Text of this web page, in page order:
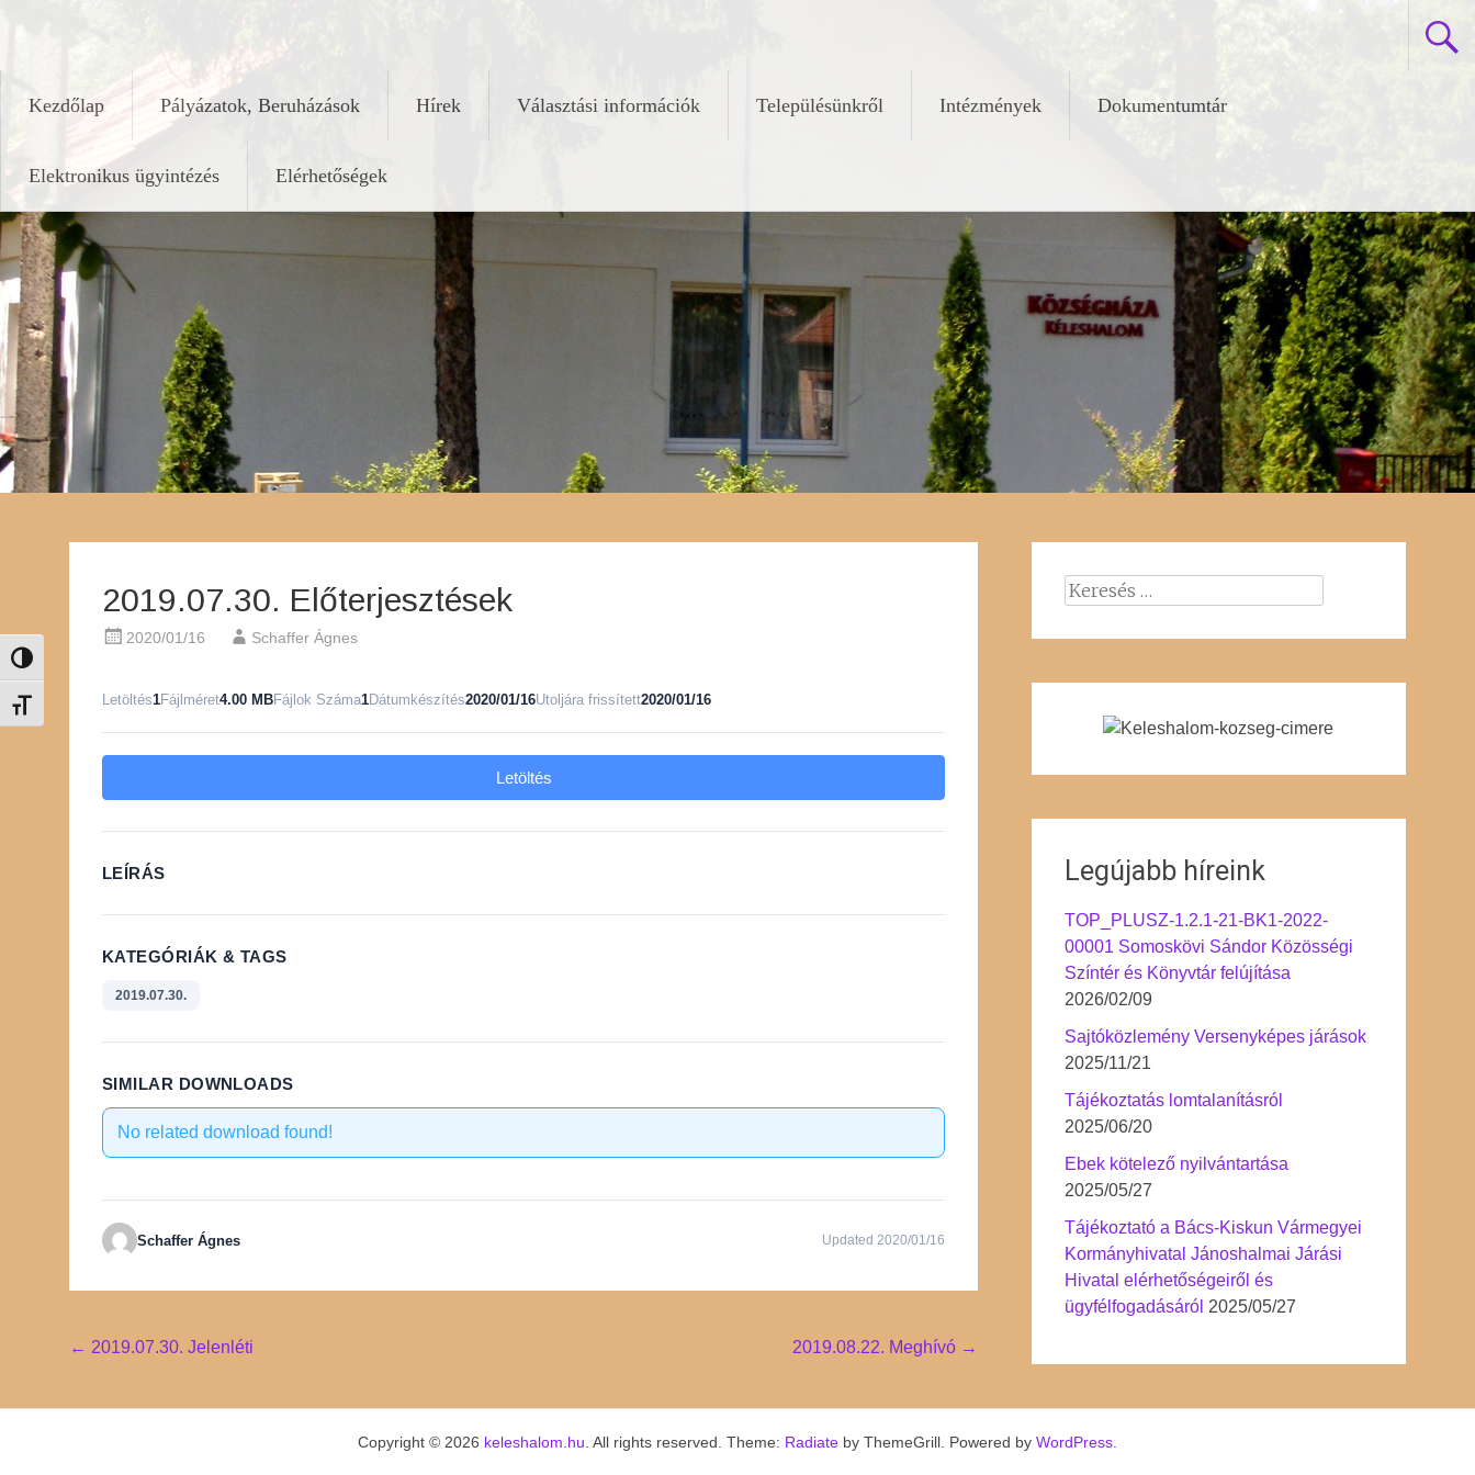
Nagy kontraszt váltása
Betűméret váltása
Kezdőlap Pályázatok, Beruházások Hírek Választási információk Településünkről Intézmények Dokumentumtár
Elektronikus ügyintézés Elérhetőségek
2019.07.30. Előterjesztések
2020/01/16 Schaffer Ágnes
Letöltés1Fájlméret4.00 MBFájlok Száma1Dátumkészítés2020/01/16Utoljára frissített2020/01/16
Letöltés
LEÍRÁS
KATEGÓRIÁK & TAGS
2019.07.30.
SIMILAR DOWNLOADS
No related download found!
Schaffer Ágnes Updated 2020/01/16
Post
← 2019.07.30. Jelenléti 2019.08.22. Meghívó →
Keresés:
Legújabb híreink
TOP_PLUSZ-1.2.1-21-BK1-2022-
00001 Somoskövi Sándor Közösségi
Színtér és Könyvtár felújítása
2026/02/09
Sajtóközlemény Versenyképes járások
2025/11/21
Tájékoztatás lomtalanításról
2025/06/20
Ebek kötelező nyilvántartása
2025/05/27
Tájékoztató a Bács-Kiskun Vármegyei
Kormányhivatal Jánoshalmai Járási
Hivatal elérhetőségeiről és
ügyfélfogadásáról 2025/05/27
Copyright © 2026 keleshalom.hu . All rights reserved. Theme: Radiate by ThemeGrill. Powered by WordPress